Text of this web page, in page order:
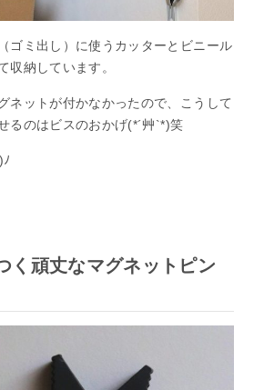
ゴミ出し）に使うカッターとビニール
収納しています。
ネットが付かなかったので、こうして
るのはビスのおかげ(*´艸`*)笑
く頑丈なマグネットピン